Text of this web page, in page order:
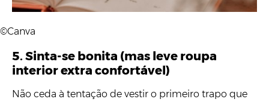
©Canva
5. Sinta-se bonita (mas leve roupa
interior extra confortável)
Não ceda à tentação de vestir o primeiro trapo que